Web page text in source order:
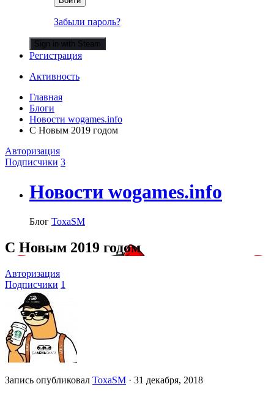
Забыли пароль?
Sign in with Steam
Регистрация
Активность
Главная
Блоги
Новости wogames.info
С Новым 2019 годом
Авторизация
Подписчики 3
Новости wogames.info
Блог ToxaSM
С Новым 2019 годом
Авторизация
Подписчики 1
Запись опубликовал ToxaSM · 31 декабря, 2018